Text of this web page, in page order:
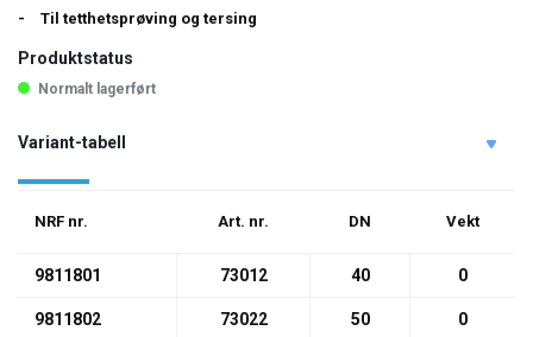
Til tetthetsprøving og tersing
Produktstatus
Normalt lagerført
Variant-tabell
NRF nr. Art. nr. DN Vekt
9811801 73012 40 0
9811802 73022 50 0